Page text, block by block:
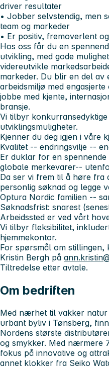
driver resultater
• Jobber selvstendig, men
team og markeder
• Er positiv, fremoverlent
Hos oss får du en
utvikling, med gode
videreutvikle
markeder. Du blir en del av
arbeidsmiljø med
jobbe med kjente,
bransje.
Vi tilbyr
utviklingsmuligheter.
Kjenner du deg igjen i våre
Kvalitet -- endringsvilje --
Er duklar for en
globale merkevarer--
Da ser vi frem til å høre fra
personlig søknad og legge
Optura Nordic familien --
Søknadsfrist: snarest
Arbeidssted er ved vårt
Vi tilbyr fleksibilitet,
hjemmekontor.
For spørsmål om stillingen,
Kristin Bergh på
Tiltredelse etter avtale.
Om bedriften
Med nærhet til vakker
urbant byliv i Tønsberg,
Nordens største
og smykker. Med nærmere
fokus på innovative og
annet klokker fra Seiko